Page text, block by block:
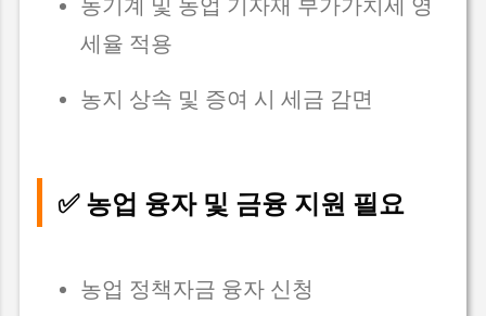
농기계 및 농업 기자재 부가가치세 영
세율 적용
농지 상속 및 증여 시 세금 감면
✅ 농업 융자 및 금융 지원 필요
농업 정책자금 융자 신청